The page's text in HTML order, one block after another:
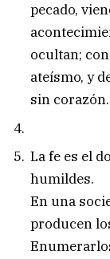
pecado,
ocultan;
ateísmo, y
sin corazón.
La fe es el
humildes.
En una
producen